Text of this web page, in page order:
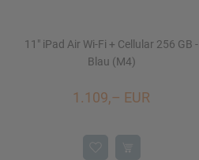
11" iPad Air Wi-Fi + Cellular 256 GB -
Blau (M4)
1.109,– EUR